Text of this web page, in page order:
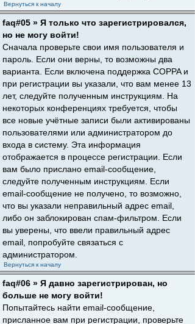
Вернуться к началу
faq#05 » Я только что зарегистрировался,
но не могу войти!
Сначала проверьте свои имя пользователя и
пароль. Если они верны, то возможны два
варианта. Если включена поддержка COPPA и
при регистрации вы указали, что вам менее 13
лет, следуйте полученным инструкциям. На
некоторых конференциях требуется, чтобы
все новые учётные записи были активированы
пользователями или администратором до
входа в систему. Эта информация
отображается в процессе регистрации. Если
вам было прислано email-сообщение,
следуйте полученным инструкциям. Если
email-сообщение не получено, то возможно,
что вы указали неправильный адрес email,
либо он заблокирован спам-фильтром. Если
вы уверены, что ввели правильный адрес
email, попробуйте связаться с
администратором.
Вернуться к началу
faq#06 » Я давно зарегистрирован, но
больше не могу войти!
Попытайтесь найти email-сообщение,
присланное вам при регистрации, проверьте